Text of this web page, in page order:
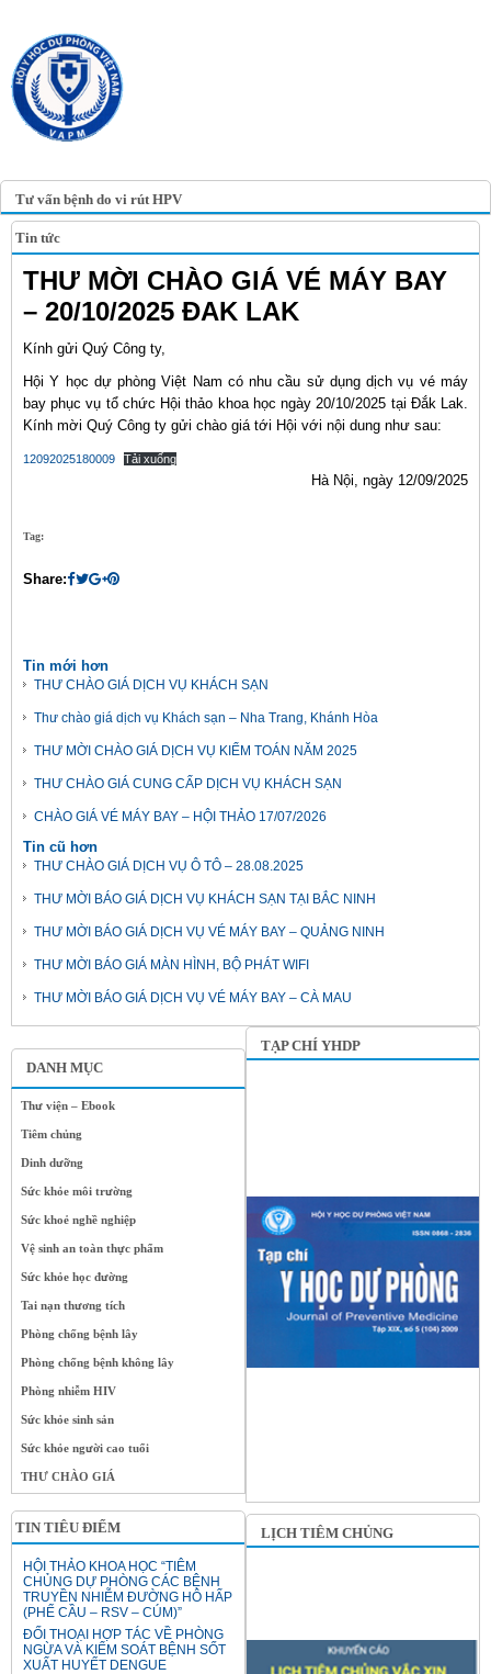
Tư vấn bệnh do vi rút HPV
DANH MỤC
Thư viện – Ebook
Tiêm chủng
Dinh dưỡng
Sức khỏe môi trường
Sức khoẻ nghề nghiệp
Vệ sinh an toàn thực phẩm
Sức khỏe học đường
Tai nạn thương tích
Phòng chống bệnh lây
Phòng chống bệnh không lây
Phòng nhiễm HIV
Sức khỏe sinh sản
Sức khỏe người cao tuổi
THƯ CHÀO GIÁ
TIN TIÊU ĐIỂM
HỘI THẢO KHOA HỌC “TIÊM
CHỦNG DỰ PHÒNG CÁC BỆNH
TRUYỀN NHIỄM ĐƯỜNG HÔ HẤP
(PHẾ CẦU – RSV – CÚM)”
ĐỐI THOẠI HỢP TÁC VỀ PHÒNG
NGỪA VÀ KIỂM SOÁT BỆNH SỐT
XUẤT HUYẾT DENGUE
Tin tức
THƯ MỜI CHÀO GIÁ VÉ MÁY BAY
– 20/10/2025 ĐAK LAK
Kính gửi Quý Công ty,
Hội Y học dự phòng Việt Nam có nhu cầu sử dụng dịch vụ vé máy
bay phục vụ tổ chức Hội thảo khoa học ngày 20/10/2025 tại Đắk Lak.
Kính mời Quý Công ty gửi chào giá tới Hội với nội dung như sau:
12092025180009 Tải xuống
Hà Nội, ngày 12/09/2025
Tag:
Share:
Tin mới hơn
THƯ CHÀO GIÁ DỊCH VỤ KHÁCH SẠN
Thư chào giá dịch vụ Khách sạn – Nha Trang, Khánh Hòa
THƯ MỜI CHÀO GIÁ DỊCH VỤ KIỂM TOÁN NĂM 2025
THƯ CHÀO GIÁ CUNG CẤP DỊCH VỤ KHÁCH SẠN
CHÀO GIÁ VÉ MÁY BAY – HỘI THẢO 17/07/2026
Tin cũ hơn
THƯ CHÀO GIÁ DỊCH VỤ Ô TÔ – 28.08.2025
THƯ MỜI BÁO GIÁ DỊCH VỤ KHÁCH SẠN TẠI BẮC NINH
THƯ MỜI BÁO GIÁ DỊCH VỤ VÉ MÁY BAY – QUẢNG NINH
THƯ MỜI BÁO GIÁ MÀN HÌNH, BỘ PHÁT WIFI
THƯ MỜI BÁO GIÁ DỊCH VỤ VÉ MÁY BAY – CÀ MAU
TẠP CHÍ YHDP
LỊCH TIÊM CHỦNG